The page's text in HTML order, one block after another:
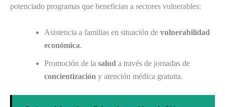
potenciado programas que benefician a sectores vulnerables:
Asistencia a familias en situación de vulnerabilidad
económica.
Promoción de la salud a través de jornadas de
concientización y atención médica gratuita.